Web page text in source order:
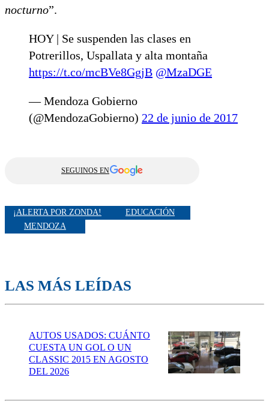
nocturno”.
HOY | Se suspenden las clases en
Potrerillos, Uspallata y alta montaña
https://t.co/mcBVe8GgjB @MzaDGE
— Mendoza Gobierno
(@MendozaGobierno) 22 de junio de 2017
SEGUINOS EN
¡ALERTA POR ZONDA!
EDUCACIÓN
MENDOZA
LAS MÁS LEÍDAS
AUTOS USADOS: CUÁNTO
CUESTA UN GOL O UN
CLASSIC 2015 EN AGOSTO
DEL 2026